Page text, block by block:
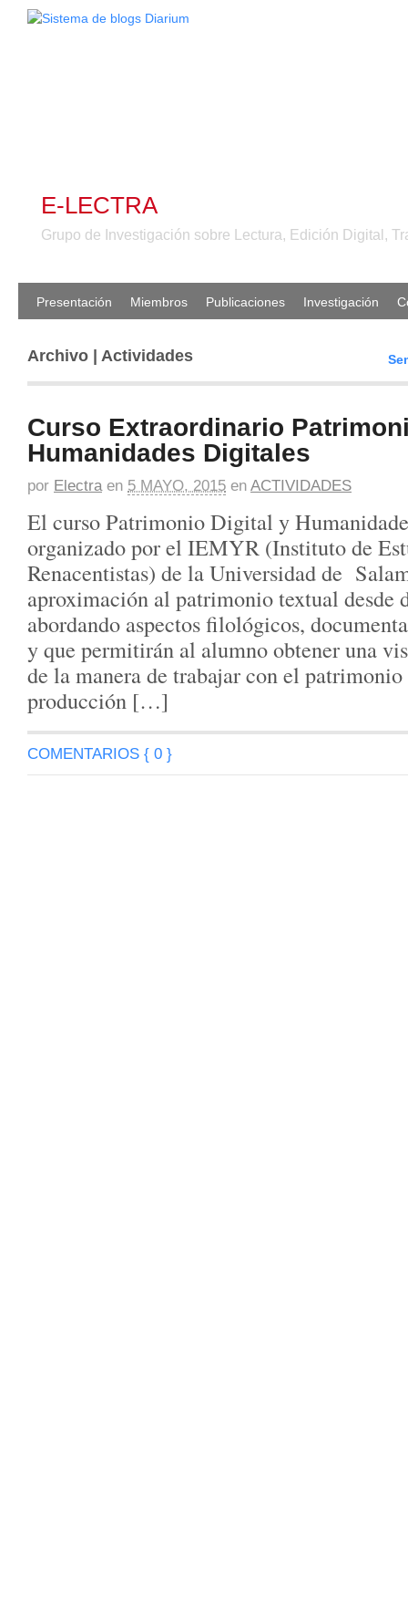
E-LECTRA
Grupo de Investigación sobre Lectura, Edición Digital,
Presentación Miembros Publicaciones Investigación
Archivo | Actividades
Curso Extraordinario
Humanidades Digitales
por Electra en 5 MAYO, 2015 en ACTIVIDADES
El curso Patrimonio Digital y
organizado por el IEMYR (Instituto de
Renacentistas) de la Universidad de
aproximación al patrimonio textual desde
abordando aspectos filológicos,
y que permitirán al alumno obtener una
de la manera de trabajar con el
producción […]
COMENTARIOS { 0 }